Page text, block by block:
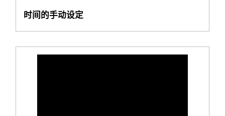
时间的手动设定